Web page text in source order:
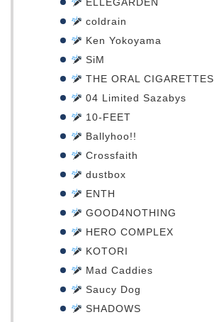
ELLEGARDEN
coldrain
Ken Yokoyama
SiM
THE ORAL CIGARETTES
04 Limited Sazabys
10-FEET
Ballyhoo!!
Crossfaith
dustbox
ENTH
GOOD4NOTHING
HERO COMPLEX
KOTORI
Mad Caddies
Saucy Dog
SHADOWS